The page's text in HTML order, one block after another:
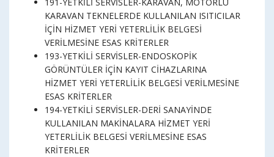
KARAVAN TEKNELERDE KULLANILAN ISITICILAR
İÇİN HİZMET YERİ YETERLİLİK BELGESİ
VERİLMESİNE ESAS KRİTERLER
193-YETKİLİ SERVİSLER-ENDOSKOPİK
GÖRÜNTÜLER İÇİN KAYIT CİHAZLARINA
HİZMET YERİ YETERLİLİK BELGESİ VERİLMESİNE
ESAS KRİTERLER
194-YETKİLİ SERVİSLER-DERİ SANAYİNDE
KULLANILAN MAKİNALARA HİZMET YERİ
YETERLİLİK BELGESİ VERİLMESİNE ESAS
KRİTERLER